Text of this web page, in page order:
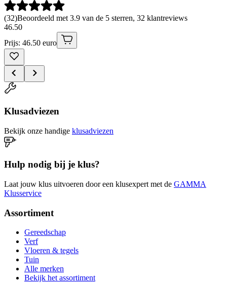
(32)Beoordeeld met 3.9 van de 5 sterren, 32 klantreviews
46.50
Prijs: 46.50 euro
Klusadviezen
Bekijk onze handige klusadviezen
Hulp nodig bij je klus?
Laat jouw klus uitvoeren door een klusexpert met de GAMMA
Klusservice
Assortiment
Gereedschap
Verf
Vloeren & tegels
Tuin
Alle merken
Bekijk het assortiment